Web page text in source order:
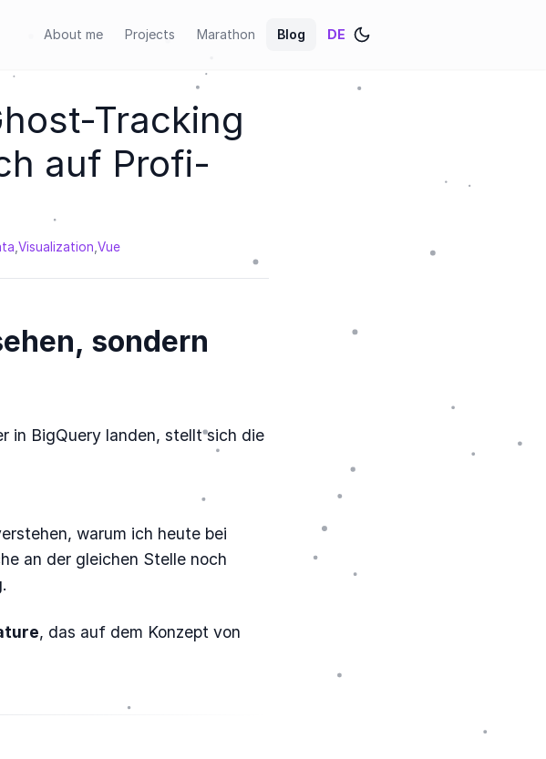
About me Projects Marathon Blog DE
Tracking
auf Profi-
Visualization Vue
sondern
in BigQuery landen, stellt sich die
warum ich heute bei
an der gleichen Stelle noch
.
, das auf dem Konzept von